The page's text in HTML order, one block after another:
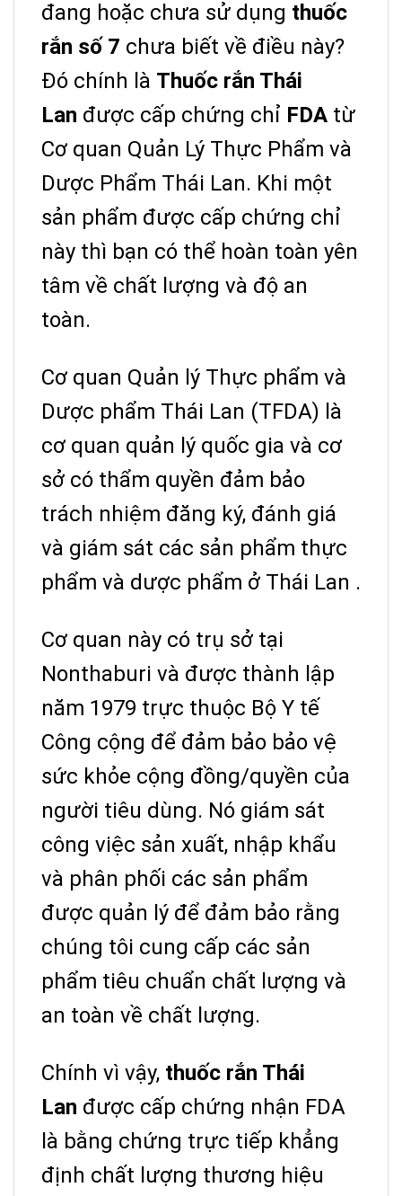
đang hoặc chưa sử dụng thuốc
rắn số 7 chưa biết về điều này?
Đó chính là Thuốc rắn Thái
Lan được cấp chứng chỉ FDA từ
Cơ quan Quản Lý Thực Phẩm và
Dược Phẩm Thái Lan. Khi một
sản phẩm được cấp chứng chỉ
này thì bạn có thể hoàn toàn yên
tâm về chất lượng và độ an
toàn.
Cơ quan Quản lý Thực phẩm và
Dược phẩm Thái Lan (TFDA) là
cơ quan quản lý quốc gia và cơ
sở có thẩm quyền đảm bảo
trách nhiệm đăng ký, đánh giá
và giám sát các sản phẩm thực
phẩm và dược phẩm ở Thái Lan .
Cơ quan này có trụ sở tại
Nonthaburi và được thành lập
năm 1979 trực thuộc Bộ Y tế
Công cộng để đảm bảo bảo vệ
sức khỏe cộng đồng/quyền của
người tiêu dùng. Nó giám sát
công việc sản xuất, nhập khẩu
và phân phối các sản phẩm
được quản lý để đảm bảo rằng
chúng tôi cung cấp các sản
phẩm tiêu chuẩn chất lượng và
an toàn về chất lượng.
Chính vì vậy, thuốc rắn Thái
Lan được cấp chứng nhận FDA
là bằng chứng trực tiếp khẳng
định chất lượng thương hiệu